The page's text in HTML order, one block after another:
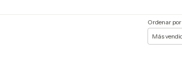
Ordenar por